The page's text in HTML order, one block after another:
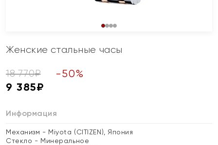
Женские стальные часы
18 770₽ -50%
9 385₽
Информация
Механизм - Miyota (CITIZEN), Япония
Стекло - Минеральное